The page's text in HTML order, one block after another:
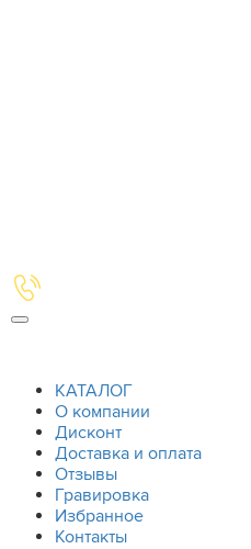
КАТАЛОГ
О компании
Дисконт
Доставка и оплата
Отзывы
Гравировка
Избранное
Контакты